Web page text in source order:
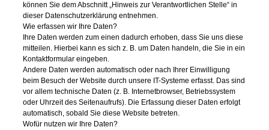
können Sie dem Abschnitt „Hinweis zur Verantwortlichen Stelle“ in
dieser Datenschutzerklärung entnehmen.
Wie erfassen wir Ihre Daten?
Ihre Daten werden zum einen dadurch erhoben, dass Sie uns diese
mitteilen. Hierbei kann es sich z. B. um Daten handeln, die Sie in ein
Kontaktformular eingeben.
Andere Daten werden automatisch oder nach Ihrer Einwilligung
beim Besuch der Website durch unsere IT-Systeme erfasst. Das sind
vor allem technische Daten (z. B. Internetbrowser, Betriebssystem
oder Uhrzeit des Seitenaufrufs). Die Erfassung dieser Daten erfolgt
automatisch, sobald Sie diese Website betreten.
Wofür nutzen wir Ihre Daten?